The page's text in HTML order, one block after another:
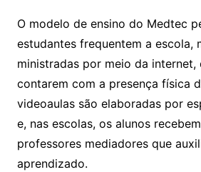
O modelo de ensino do Medtec
estudantes frequentem a escola,
ministradas por meio da internet,
contarem com a presença física
videoaulas são elaboradas por
e, nas escolas, os alunos
professores mediadores que
aprendizado.